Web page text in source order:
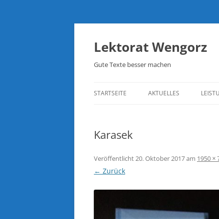
Lektorat Wengorz
Gute Texte besser machen
STARTSEITE AKTUELLES
Karasek
Veröffentlicht20. Oktober 2017am 1950 ×
← Zurück